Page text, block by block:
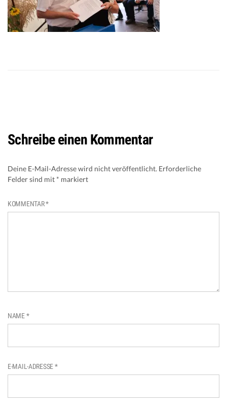
Schreibe einen Kommentar
Deine E-Mail-Adresse wird nicht veröffentlicht. Erforderliche
Felder sind mit * markiert
KOMMENTAR*
NAME*
E-MAIL-ADRESSE*